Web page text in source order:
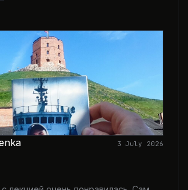
3 July 2026